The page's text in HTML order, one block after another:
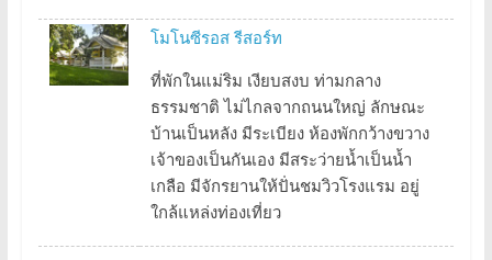
โมโนซีรอส รีสอร์ท
ที่พักในแม่ริม เงียบสงบ ท่ามกลาง
ธรรมชาติ ไม่ไกลจากถนนใหญ่ ลักษณะ
บ้านเป็นหลัง มีระเบียง ห้องพักกว้างขวาง
เจ้าของเป็นกันเอง มีสระว่ายน้ำเป็นน้ำ
เกลือ มีจักรยานให้ปั่นชมวิวโรงแรม อยู่
ใกล้แหล่งท่องเที่ยว